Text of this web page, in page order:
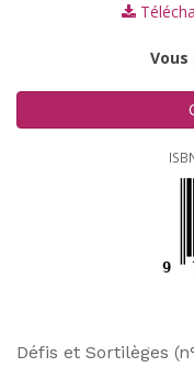
Vous
9
Défis et Sortilèges